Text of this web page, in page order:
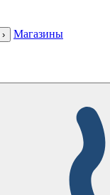
›
Магазины